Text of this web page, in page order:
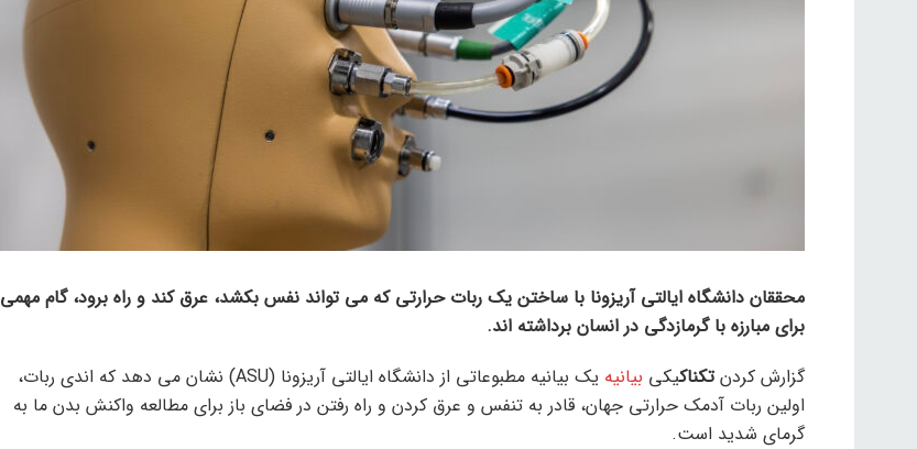
محققان دانشگاه ایالتی آریزونا با ساختن یک ربات حرارتی که می تواند نفس بکشد، عرق کند و راه برود، گام مهمی
برای مبارزه با گرمازدگی در انسان برداشته اند.
گزارش کردنتکناکیکی بیانیه
یک بیانیه مطبوعاتی از دانشگاه ایالتی آریزونا (ASU) نشان می دهد که اندی ربات،
اولین ربات آدمک حرارتی جهان، قادر به تنفس و عرق کردن و راه رفتن در فضای باز برای مطالعه واکنش بدن ما به
گرمای شدید است.